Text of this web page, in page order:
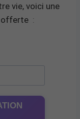
vie, voici une
offerte :